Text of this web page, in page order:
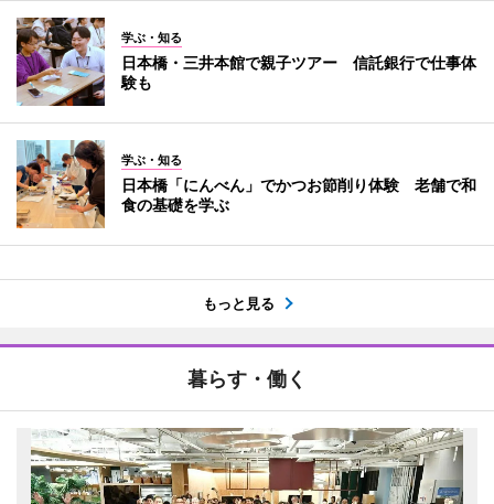
学ぶ・知る
日本橋・三井本館で親子ツアー 信託銀行で仕事体
験も
学ぶ・知る
日本橋「にんべん」でかつお節削り体験 老舗で和
食の基礎を学ぶ
もっと見る
暮らす・働く